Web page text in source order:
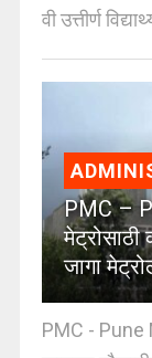
वी उत्तीर्ण
PMC –
जागा
PMC - Pune